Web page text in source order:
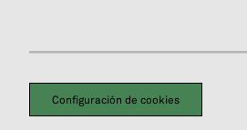
Configuración de cookies